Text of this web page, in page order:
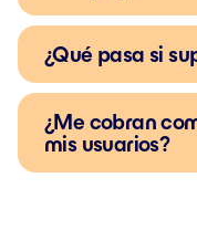
¿Qué pasa si
¿Me cobran
mis usuarios?